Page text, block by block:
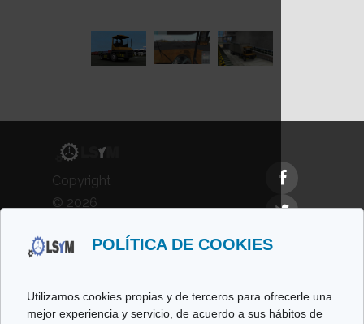
POLÍTICA DE COOKIES
Utilizamos cookies propias y de terceros para ofrecerle una
mejor experiencia y servicio, de acuerdo a sus hábitos de
Copyright
© 2026
Laboratorio
Simulación
y